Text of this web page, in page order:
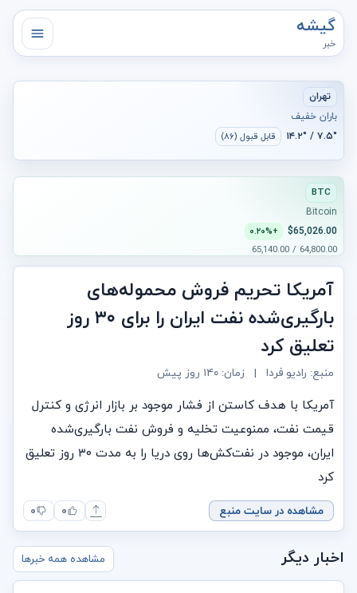
گیشه
خبر
تهران
باران خفیف
۷.۵° / ۱۴.۲° قابل قبول (۸۶)
BTC
Bitcoin
$65,026.00
+۰.۲۰%
64,800.00 / 65,140.00
آمریکا تحریم فروش محموله‌های
بارگیری‌شده نفت ایران را برای ۳۰ روز
تعلیق کرد
منبع: رادیو فردا | زمان: ۱۴۰ روز پیش
آمریکا با هدف کاستن از فشار موجود بر بازار انرژی و کنترل
قیمت نفت، ممنوعیت تخلیه و فروش نفت بارگیری‌شده
ایران، موجود در نفت‌کش‌ها روی دریا را به مدت ۳۰ روز تعلیق
کرد
مشاهده در سایت منبع ۰ ۰
اخبار دیگر مشاهده همه خبرها